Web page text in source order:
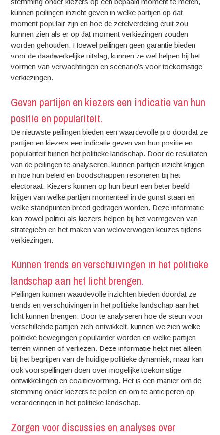
stemming onder kiezers op een bepaald moment te meten,
kunnen peilingen inzicht geven in welke partijen op dat
moment populair zijn en hoe de zetelverdeling eruit zou
kunnen zien als er op dat moment verkiezingen zouden
worden gehouden. Hoewel peilingen geen garantie bieden
voor de daadwerkelijke uitslag, kunnen ze wel helpen bij het
vormen van verwachtingen en scenario’s voor toekomstige
verkiezingen.
Geven partijen en kiezers een indicatie van hun
positie en populariteit.
De nieuwste peilingen bieden een waardevolle pro doordat ze
partijen en kiezers een indicatie geven van hun positie en
populariteit binnen het politieke landschap. Door de resultaten
van de peilingen te analyseren, kunnen partijen inzicht krijgen
in hoe hun beleid en boodschappen resoneren bij het
electoraat. Kiezers kunnen op hun beurt een beter beeld
krijgen van welke partijen momenteel in de gunst staan en
welke standpunten breed gedragen worden. Deze informatie
kan zowel politici als kiezers helpen bij het vormgeven van
strategieën en het maken van weloverwogen keuzes tijdens
verkiezingen.
Kunnen trends en verschuivingen in het politieke
landschap aan het licht brengen.
Peilingen kunnen waardevolle inzichten bieden doordat ze
trends en verschuivingen in het politieke landschap aan het
licht kunnen brengen. Door te analyseren hoe de steun voor
verschillende partijen zich ontwikkelt, kunnen we zien welke
politieke bewegingen populairder worden en welke partijen
terrein winnen of verliezen. Deze informatie helpt niet alleen
bij het begrijpen van de huidige politieke dynamiek, maar kan
ook voorspellingen doen over mogelijke toekomstige
ontwikkelingen en coalitievorming. Het is een manier om de
stemming onder kiezers te peilen en om te anticiperen op
veranderingen in het politieke landschap.
Zorgen voor discussies en analyses over